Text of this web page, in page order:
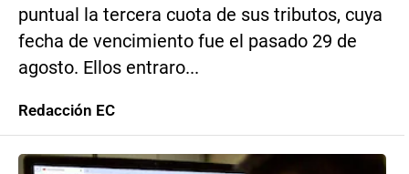
puntual la tercera cuota de sus tributos, cuya
fecha de vencimiento fue el pasado 29 de
agosto. Ellos entraro...
Redacción EC